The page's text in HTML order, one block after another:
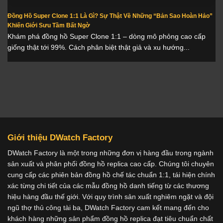
Đồng Hồ Super Clone 1:1 Là Gì? Sự Thật Về Những “Bản Sao Hoàn Hảo”
Khiến Giới Sưu Tầm Bất Ngờ
Khám phá đồng hồ Super Clone 1:1 – dòng mô phỏng cao cấp
giống thật tới 99%. Cách phân biệt thật giả và xu hướng...
Giới thiệu DWatch Factory
DWatch Factory là một trong những đơn vị hàng đầu trong ngành
sản xuất và phân phối đồng hồ replica cao cấp. Chúng tôi chuyên
cung cấp các phiên bản đồng hồ chế tác chuẩn 1:1, tái hiện chính
xác từng chi tiết của các mẫu đồng hồ danh tiếng từ các thương
hiệu hàng đầu thế giới. Với quy trình sản xuất nghiêm ngặt và đội
ngũ thợ thủ công tài ba, DWatch Factory cam kết mang đến cho
khách hàng những sản phẩm đồng hồ replica đạt tiêu chuẩn chất